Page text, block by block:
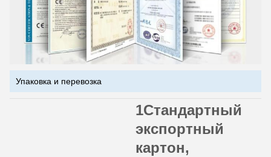
Упаковка и перевозка
1Стандартный
экспортный
картон,